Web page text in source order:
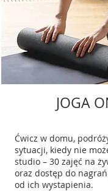
JOGA
Ćwicz w domu,
sytuacji, kiedy nie
studio – 30 zajęć na
oraz dostęp do
od ich wystapienia.